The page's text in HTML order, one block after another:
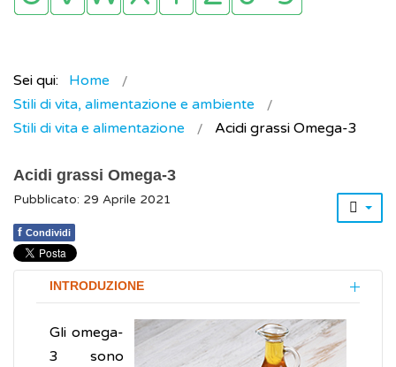
Sei qui:
Home
Stili di vita, alimentazione e ambiente
Stili di vita e alimentazione
Acidi grassi Omega-3
Acidi grassi Omega-3
Pubblicato: 29 Aprile 2021
f Condividi
INTRODUZIONE
Gli omega-
3 sono